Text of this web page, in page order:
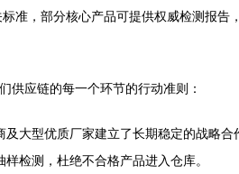
准，部分核心产品可提供权威检测报告
供应链的每一个环节的行动准则：
大型优质厂家建立了长期稳定的战略合
检测，杜绝不合格产品进入仓库。